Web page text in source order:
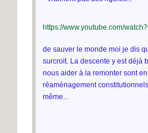
https://www.youtube.com/
de sauver le monde moi je dis
surcroit. La descente y est déjà
nous aider à la remonter sont
réaménagement
même...